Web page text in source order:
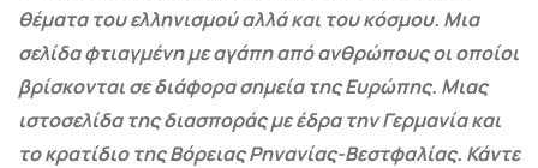
θέματα του ελληνισμού αλλά και του κόσμου. Μια
σελίδα φτιαγμένη με αγάπη από ανθρώπους οι οποίοι
βρίσκονται σε διάφορα σημεία της Ευρώπης. Μιας
ιστοσελίδα της διασποράς με έδρα την Γερμανία και
το κρατίδιο της Βόρειας Ρηνανίας-Βεστφαλίας. Κάντε